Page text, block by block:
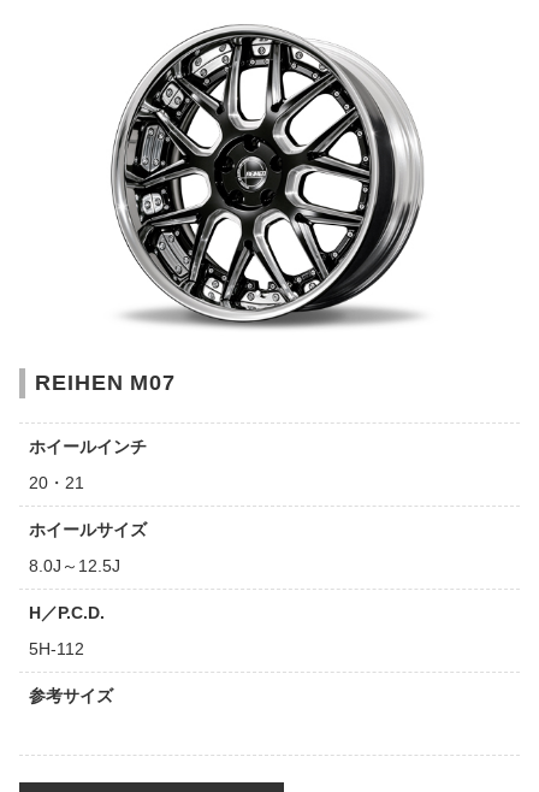
REIHEN M07
ホイールインチ
20・21
ホイールサイズ
8.0J～12.5J
H／P.C.D.
5H-112
参考サイズ